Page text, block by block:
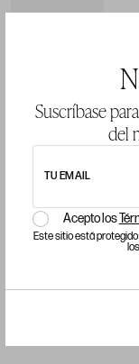
Suscríbase
del
TU EMAIL
Acepto los
Este sitio está
los
CADENA Y
TURQUESA Y